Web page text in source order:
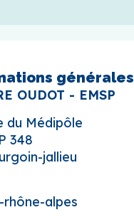
générales
OUDOT - EMSP
du Médipôle
348
jallieu
alpes